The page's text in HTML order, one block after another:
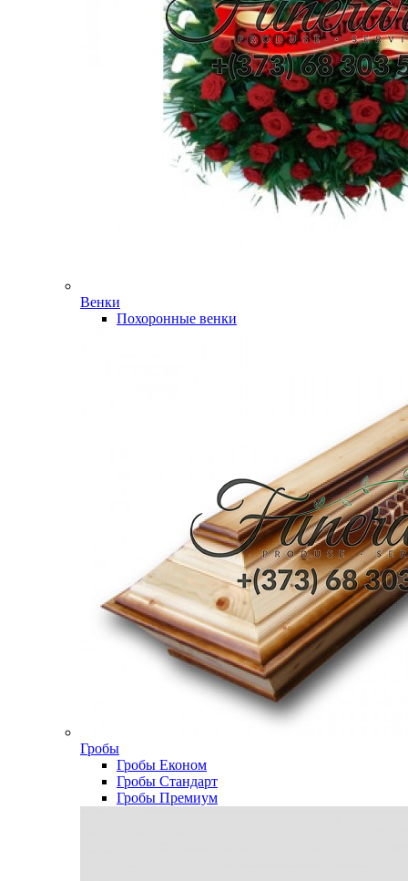
Венки
Похоронные венки
Гробы
Гробы Економ
Гробы Стандарт
Гробы Премиум